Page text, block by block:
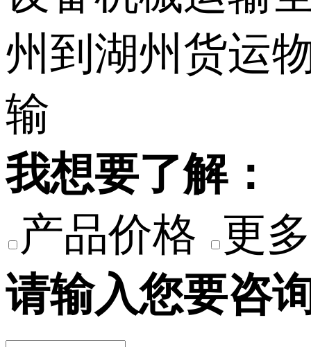
我想要了解：
产品价格 更
请输入您要咨